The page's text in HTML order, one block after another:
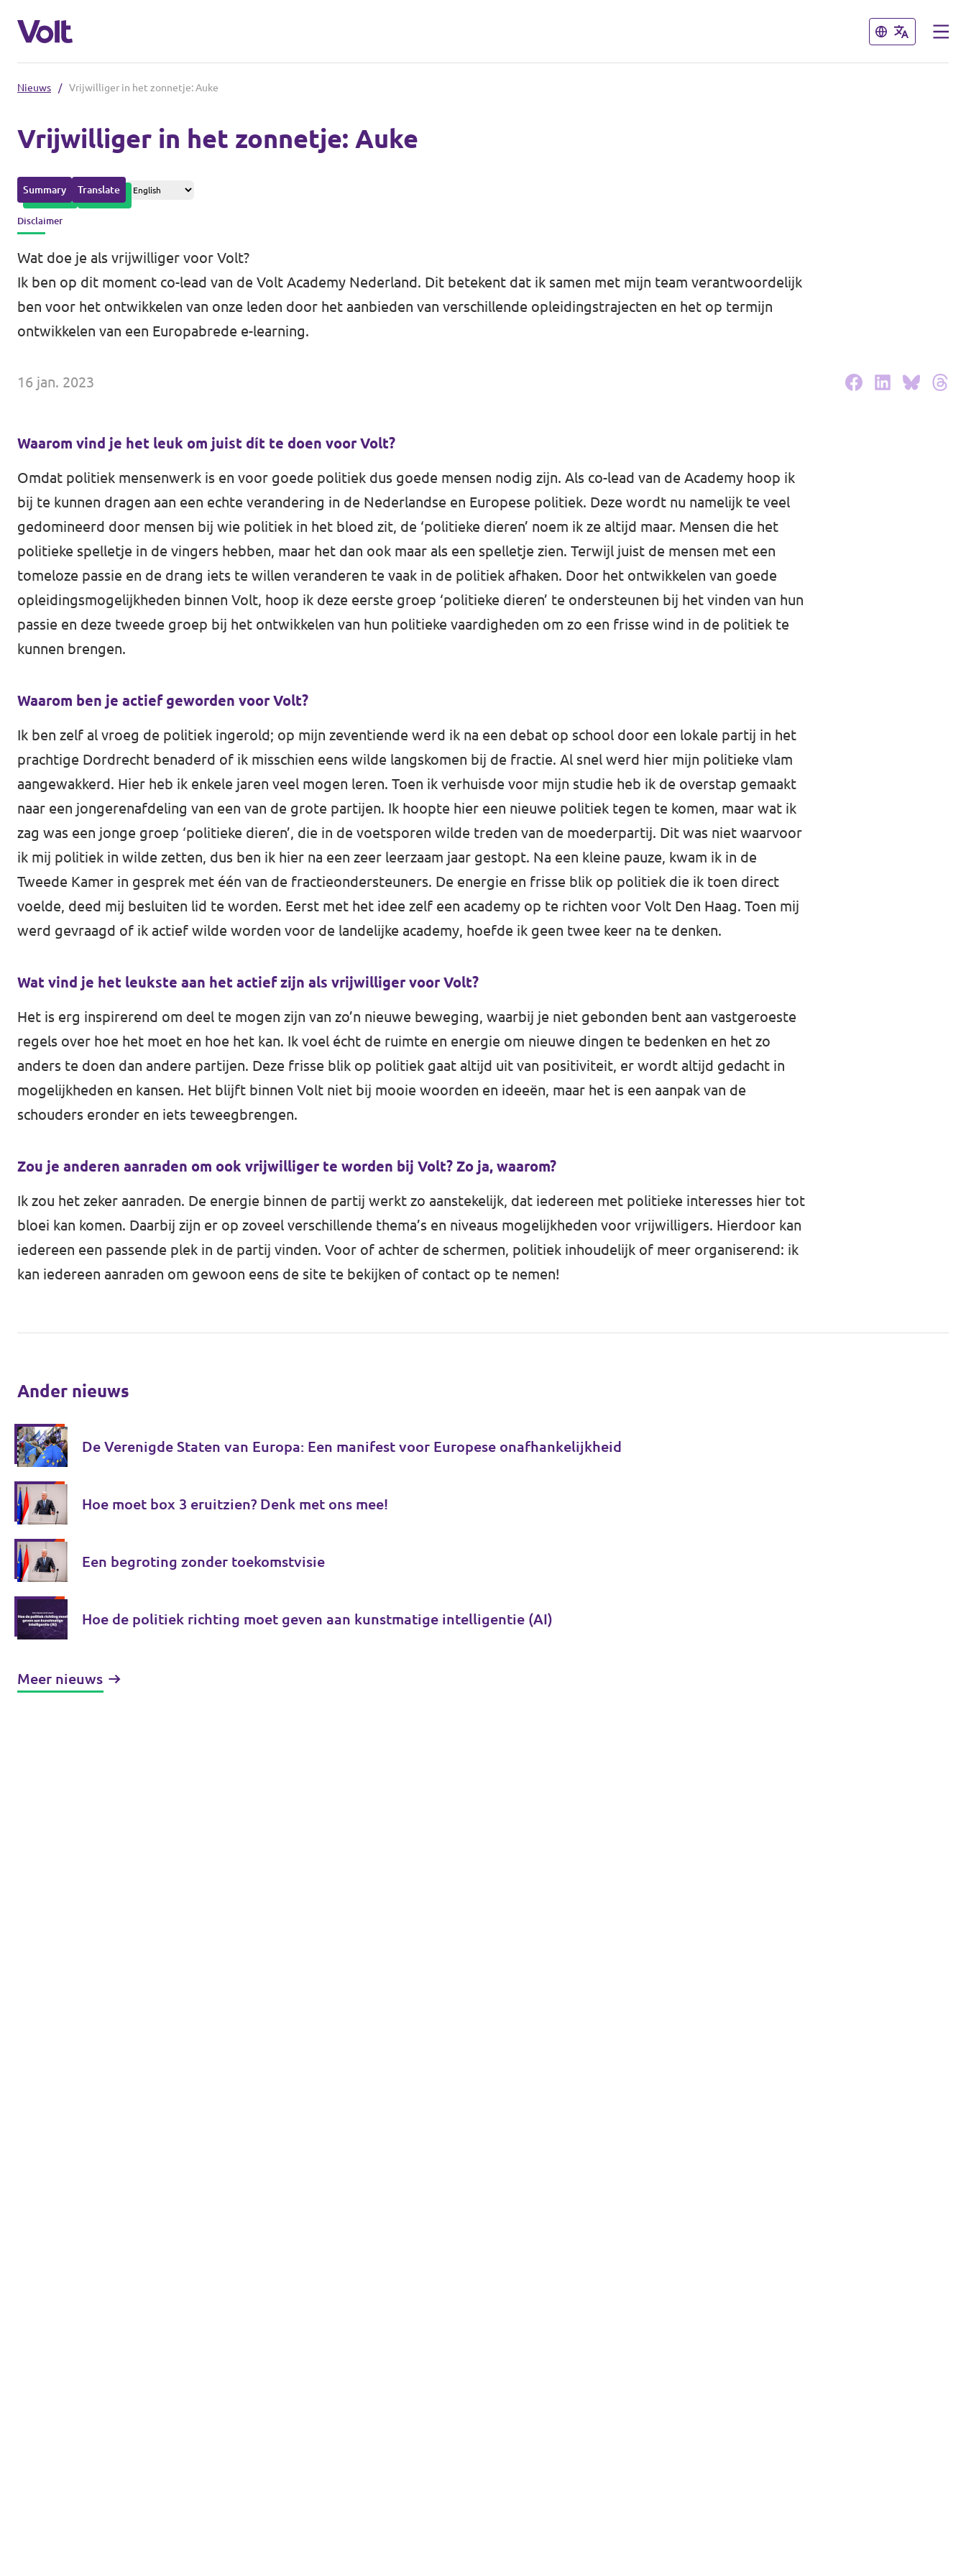
Sluiten
Volt Amsterdam
Volt Arnhem
Volt Delft
Afdelingen in de provincies
Volt Drenthe
Sluiten
Standpunten
Over Volt
Mensen
Nieuws
Word actief
Doneer
Contact
Sprekersaanvraag
Volt There - Buitenlandstichting Volt
Charge - Wetenschappelijk Platform Volt
Nieuws / Vrijwilliger in het zonnetje: Auke
Vrijwilliger in het zonnetje: Auke
Summary Translate
Disclaimer
Wat doe je als vrijwilliger voor Volt?
Ik ben op dit moment co-lead van de Volt Academy Nederland. Dit betekent dat ik samen met mijn team verantwoordelijk
ben voor het ontwikkelen van onze leden door het aanbieden van verschillende opleidingstrajecten en het op termijn
ontwikkelen van een Europabrede e-learning.
16 jan. 2023
Waarom vind je het leuk om juist dít te doen voor Volt?
Omdat politiek mensenwerk is en voor goede politiek dus goede mensen nodig zijn. Als co-lead van de Academy hoop ik
bij te kunnen dragen aan een echte verandering in de Nederlandse en Europese politiek. Deze wordt nu namelijk te veel
gedomineerd door mensen bij wie politiek in het bloed zit, de ‘politieke dieren’ noem ik ze altijd maar. Mensen die het
politieke spelletje in de vingers hebben, maar het dan ook maar als een spelletje zien. Terwijl juist de mensen met een
tomeloze passie en de drang iets te willen veranderen te vaak in de politiek afhaken. Door het ontwikkelen van goede
opleidingsmogelijkheden binnen Volt, hoop ik deze eerste groep ‘politieke dieren’ te ondersteunen bij het vinden van hun
passie en deze tweede groep bij het ontwikkelen van hun politieke vaardigheden om zo een frisse wind in de politiek te
kunnen brengen.
Waarom ben je actief geworden voor Volt?
Ik ben zelf al vroeg de politiek ingerold; op mijn zeventiende werd ik na een debat op school door een lokale partij in het
prachtige Dordrecht benaderd of ik misschien eens wilde langskomen bij de fractie. Al snel werd hier mijn politieke vlam
aangewakkerd. Hier heb ik enkele jaren veel mogen leren. Toen ik verhuisde voor mijn studie heb ik de overstap gemaakt
naar een jongerenafdeling van een van de grote partijen. Ik hoopte hier een nieuwe politiek tegen te komen, maar wat ik
zag was een jonge groep ‘politieke dieren’, die in de voetsporen wilde treden van de moederpartij. Dit was niet waarvoor
ik mij politiek in wilde zetten, dus ben ik hier na een zeer leerzaam jaar gestopt. Na een kleine pauze, kwam ik in de
Tweede Kamer in gesprek met één van de fractieondersteuners. De energie en frisse blik op politiek die ik toen direct
voelde, deed mij besluiten lid te worden. Eerst met het idee zelf een academy op te richten voor Volt Den Haag. Toen mij
werd gevraagd of ik actief wilde worden voor de landelijke academy, hoefde ik geen twee keer na te denken.
Wat vind je het leukste aan het actief zijn als vrijwilliger voor Volt?
Het is erg inspirerend om deel te mogen zijn van zo’n nieuwe beweging, waarbij je niet gebonden bent aan vastgeroeste
regels over hoe het moet en hoe het kan. Ik voel écht de ruimte en energie om nieuwe dingen te bedenken en het zo
anders te doen dan andere partijen. Deze frisse blik op politiek gaat altijd uit van positiviteit, er wordt altijd gedacht in
mogelijkheden en kansen. Het blijft binnen Volt niet bij mooie woorden en ideeën, maar het is een aanpak van de
schouders eronder en iets teweegbrengen.
Zou je anderen aanraden om ook vrijwilliger te worden bij Volt? Zo ja, waarom?
Ik zou het zeker aanraden. De energie binnen de partij werkt zo aanstekelijk, dat iedereen met politieke interesses hier tot
bloei kan komen. Daarbij zijn er op zoveel verschillende thema’s en niveaus mogelijkheden voor vrijwilligers. Hierdoor kan
iedereen een passende plek in de partij vinden. Voor of achter de schermen, politiek inhoudelijk of meer organiserend: ik
kan iedereen aanraden om gewoon eens de site te bekijken of contact op te nemen!
Ander nieuws
De Verenigde Staten van Europa: Een manifest voor Europese onafhankelijkheid
Hoe moet box 3 eruitzien? Denk met ons mee!
Een begroting zonder toekomstvisie
Hoe de politiek richting moet geven aan kunstmatige intelligentie (AI)
Meer nieuws